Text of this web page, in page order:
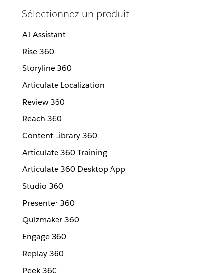
Sélectionnez un produit
AI Assistant
Rise 360
Storyline 360
Articulate Localization
Review 360
Reach 360
Content Library 360
Articulate 360 Training
Articulate 360 Desktop App
Studio 360
Presenter 360
Quizmaker 360
Engage 360
Replay 360
Peek 360